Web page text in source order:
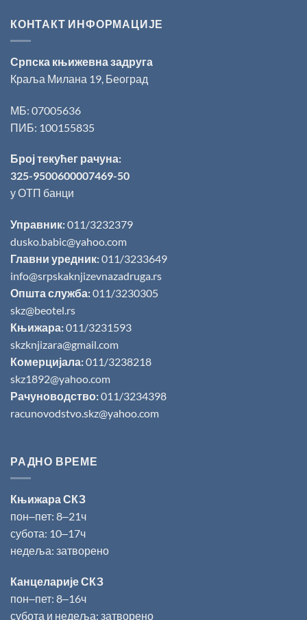
КОНТАКТ ИНФОРМАЦИЈЕ
Српска књижевна задруга
Краља Милана 19, Београд
МБ: 07005636
ПИБ: 100155835
Број текућег рачуна:
325-9500600007469-50
у ОТП банци
Управник:011/3232379
dusko.babic@yahoo.com
Главни уредник:011/3233649
info@srpskaknjizevnazadruga.rs
Општа служба:011/3230305
skz@beotel.rs
Књижара:011/3231593
skzknjizara@gmail.com
Комерцијала:011/3238218
skz1892@yahoo.com
Рачуноводство:011/3234398
racunovodstvo.skz@yahoo.com
РАДНО ВРЕМЕ
Књижара СКЗ
пон‒пет: 8‒21ч
субота: 10‒17ч
недеља: затворено
Канцеларије СКЗ
пон‒пет: 8‒16ч
субота и недеља: затворено